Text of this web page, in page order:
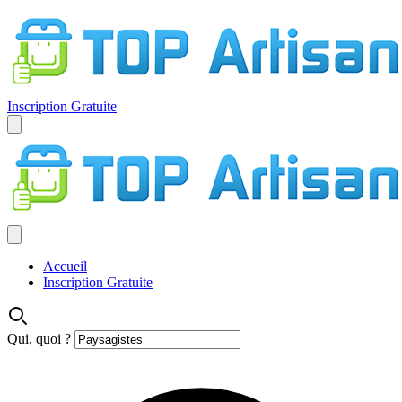
Inscription Gratuite
Accueil
Inscription Gratuite
Qui, quoi ?